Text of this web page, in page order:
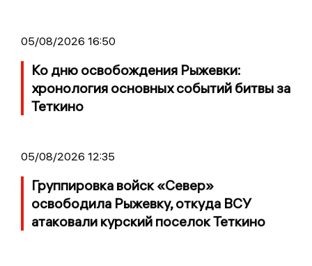
05/08/2026 16:50
Ко дню освобождения Рыжевки:
хронология основных событий битвы за
Теткино
05/08/2026 12:35
Группировка войск «Север»
освободила Рыжевку, откуда ВСУ
атаковали курский поселок Теткино